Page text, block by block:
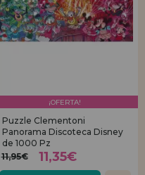
¡OFERTA!
Puzzle Clementoni
Panorama Discoteca Disney
de 1000 Pz
11,95€
11,35€